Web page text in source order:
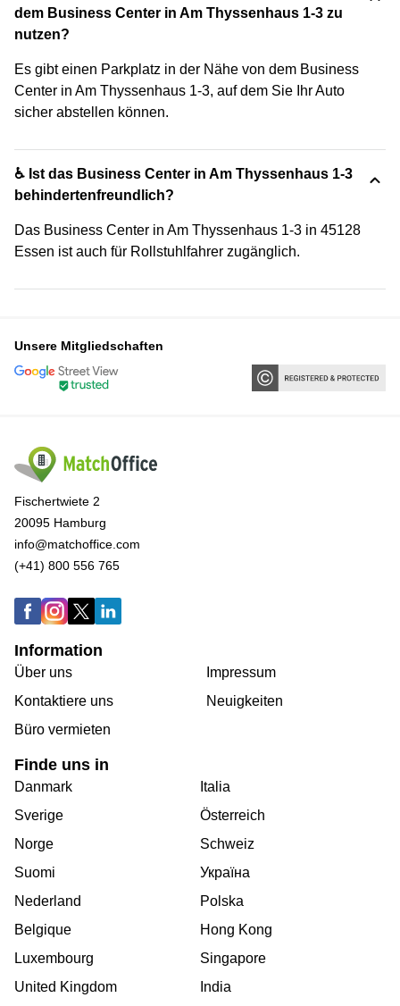
dem Business Center in Am Thyssenhaus 1-3 zu
nutzen?
Es gibt einen Parkplatz in der Nähe von dem Business
Center in Am Thyssenhaus 1-3, auf dem Sie Ihr Auto
sicher abstellen können.
♿ Ist das Business Center in Am Thyssenhaus 1-3
behindertenfreundlich?
Das Business Center in Am Thyssenhaus 1-3 in 45128
Essen ist auch für Rollstuhlfahrer zugänglich.
Unsere Mitgliedschaften
Fischertwiete 2
20095 Hamburg
info@matchoffice.com
(+41) 800 556 765
Information
Über uns
Kontaktiere uns
Büro vermieten
Impressum
Neuigkeiten
Finde uns in
Danmark
Sverige
Norge
Suomi
Nederland
Belgique
Luxembourg
United Kingdom
Italia
Österreich
Schweiz
Україна
Polska
Hong Kong
Singapore
India